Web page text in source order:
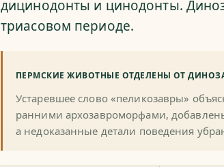
дицинодонты и цинодонты.
триасовом периоде.
ПЕРМСКИЕ ЖИВОТНЫЕ ОТДЕЛЕНЫ ОТ
Устаревшее слово «пеликозавры»
ранними архозавроморфами,
а недоказанные детали поведения